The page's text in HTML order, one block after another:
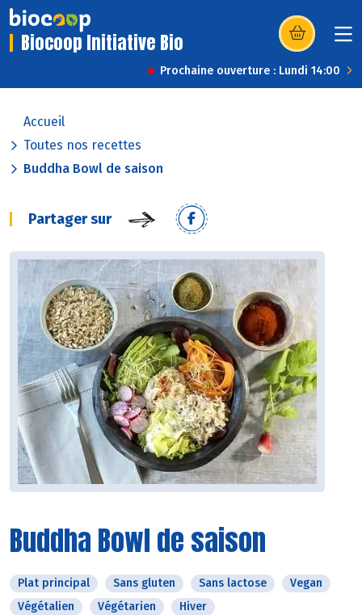
Biocoop Initiative Bio (s’ouvre dans
Prochaine ouverture : Lundi 14:00
Accueil
Toutes nos recettes
Buddha Bowl de saison
Partager sur
Buddha Bowl de saison
Plat principal Sans gluten Sans lactose
Vegan
Végétalien
Végétarien Hiver